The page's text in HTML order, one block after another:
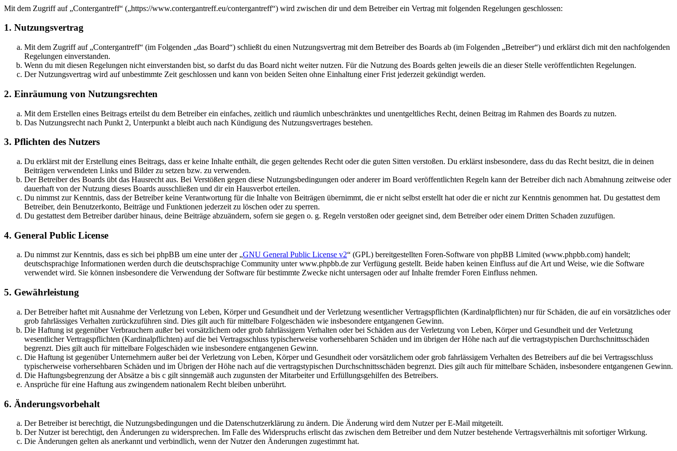
Mit dem Zugriff auf „Contergantreff“ („https://www.contergantreff.eu/contergantreff“) wird zwischen dir und dem Betreiber ein Vertrag mit folgenden Regelungen geschlossen:
1. Nutzungsvertrag
Mit dem Zugriff auf „Contergantreff“ (im Folgenden „das Board“) schließt du einen Nutzungsvertrag mit dem Betreiber des Boards ab (im Folgenden „Betreiber“) und erklärst dich mit den nachfolgenden
Regelungen einverstanden.
Wenn du mit diesen Regelungen nicht einverstanden bist, so darfst du das Board nicht weiter nutzen. Für die Nutzung des Boards gelten jeweils die an dieser Stelle veröffentlichten Regelungen.
Der Nutzungsvertrag wird auf unbestimmte Zeit geschlossen und kann von beiden Seiten ohne Einhaltung einer Frist jederzeit gekündigt werden.
2. Einräumung von Nutzungsrechten
Mit dem Erstellen eines Beitrags erteilst du dem Betreiber ein einfaches, zeitlich und räumlich unbeschränktes und unentgeltliches Recht, deinen Beitrag im Rahmen des Boards zu nutzen.
Das Nutzungsrecht nach Punkt 2, Unterpunkt a bleibt auch nach Kündigung des Nutzungsvertrages bestehen.
3. Pflichten des Nutzers
Du erklärst mit der Erstellung eines Beitrags, dass er keine Inhalte enthält, die gegen geltendes Recht oder die guten Sitten verstoßen. Du erklärst insbesondere, dass du das Recht besitzt, die in deinen
Beiträgen verwendeten Links und Bilder zu setzen bzw. zu verwenden.
Der Betreiber des Boards übt das Hausrecht aus. Bei Verstößen gegen diese Nutzungsbedingungen oder anderer im Board veröffentlichten Regeln kann der Betreiber dich nach Abmahnung zeitweise oder
dauerhaft von der Nutzung dieses Boards ausschließen und dir ein Hausverbot erteilen.
Du nimmst zur Kenntnis, dass der Betreiber keine Verantwortung für die Inhalte von Beiträgen übernimmt, die er nicht selbst erstellt hat oder die er nicht zur Kenntnis genommen hat. Du gestattest dem
Betreiber, dein Benutzerkonto, Beiträge und Funktionen jederzeit zu löschen oder zu sperren.
Du gestattest dem Betreiber darüber hinaus, deine Beiträge abzuändern, sofern sie gegen o. g. Regeln verstoßen oder geeignet sind, dem Betreiber oder einem Dritten Schaden zuzufügen.
4. General Public License
Du nimmst zur Kenntnis, dass es sich bei phpBB um eine unter der „GNU General Public License v2“ (GPL) bereitgestellten Foren-Software von phpBB Limited (www.phpbb.com) handelt;
deutschsprachige Informationen werden durch die deutschsprachige Community unter www.phpbb.de zur Verfügung gestellt. Beide haben keinen Einfluss auf die Art und Weise, wie die Software
verwendet wird. Sie können insbesondere die Verwendung der Software für bestimmte Zwecke nicht untersagen oder auf Inhalte fremder Foren Einfluss nehmen.
5. Gewährleistung
Der Betreiber haftet mit Ausnahme der Verletzung von Leben, Körper und Gesundheit und der Verletzung wesentlicher Vertragspflichten (Kardinalpflichten) nur für Schäden, die auf ein vorsätzliches oder
grob fahrlässiges Verhalten zurückzuführen sind. Dies gilt auch für mittelbare Folgeschäden wie insbesondere entgangenen Gewinn.
Die Haftung ist gegenüber Verbrauchern außer bei vorsätzlichem oder grob fahrlässigem Verhalten oder bei Schäden aus der Verletzung von Leben, Körper und Gesundheit und der Verletzung
wesentlicher Vertragspflichten (Kardinalpflichten) auf die bei Vertragsschluss typischerweise vorhersehbaren Schäden und im übrigen der Höhe nach auf die vertragstypischen Durchschnittsschäden
begrenzt. Dies gilt auch für mittelbare Folgeschäden wie insbesondere entgangenen Gewinn.
Die Haftung ist gegenüber Unternehmern außer bei der Verletzung von Leben, Körper und Gesundheit oder vorsätzlichem oder grob fahrlässigem Verhalten des Betreibers auf die bei Vertragsschluss
typischerweise vorhersehbaren Schäden und im Übrigen der Höhe nach auf die vertragstypischen Durchschnittsschäden begrenzt. Dies gilt auch für mittelbare Schäden, insbesondere entgangenen Gewinn.
Die Haftungsbegrenzung der Absätze a bis c gilt sinngemäß auch zugunsten der Mitarbeiter und Erfüllungsgehilfen des Betreibers.
Ansprüche für eine Haftung aus zwingendem nationalem Recht bleiben unberührt.
6. Änderungsvorbehalt
Der Betreiber ist berechtigt, die Nutzungsbedingungen und die Datenschutzerklärung zu ändern. Die Änderung wird dem Nutzer per E-Mail mitgeteilt.
Der Nutzer ist berechtigt, den Änderungen zu widersprechen. Im Falle des Widerspruchs erlischt das zwischen dem Betreiber und dem Nutzer bestehende Vertragsverhältnis mit sofortiger Wirkung.
Die Änderungen gelten als anerkannt und verbindlich, wenn der Nutzer den Änderungen zugestimmt hat.